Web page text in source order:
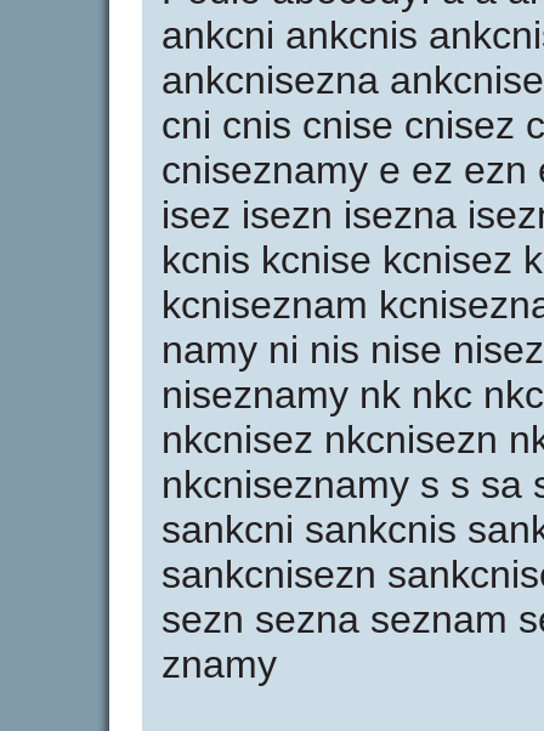
ankcni ankcnis
ankcnisezna
cni cnis cnise cnisez
cniseznamy e ez
isez isezn isezna
kcnis kcnise kcnisez
kcniseznam
namy ni nis nise
niseznamy nk nkc
nkcnisez nkcnisezn
nkcniseznamy s s sa
sankcni sankcnis
sankcnisezn
sezn sezna seznam
znamy